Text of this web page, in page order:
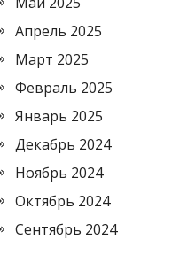
Апрель 2025
Март 2025
Февраль 2025
Январь 2025
Декабрь 2024
Ноябрь 2024
Октябрь 2024
Сентябрь 2024